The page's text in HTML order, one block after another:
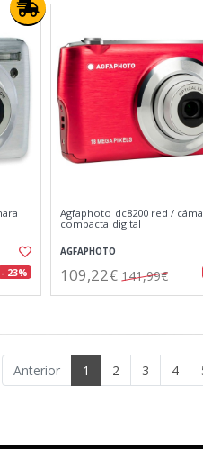
- 23%
Agfaphoto dc8200 red /
compacta digital
AGFAPHOTO
109,22€ 141,99€
Anterior 1 2 3 4